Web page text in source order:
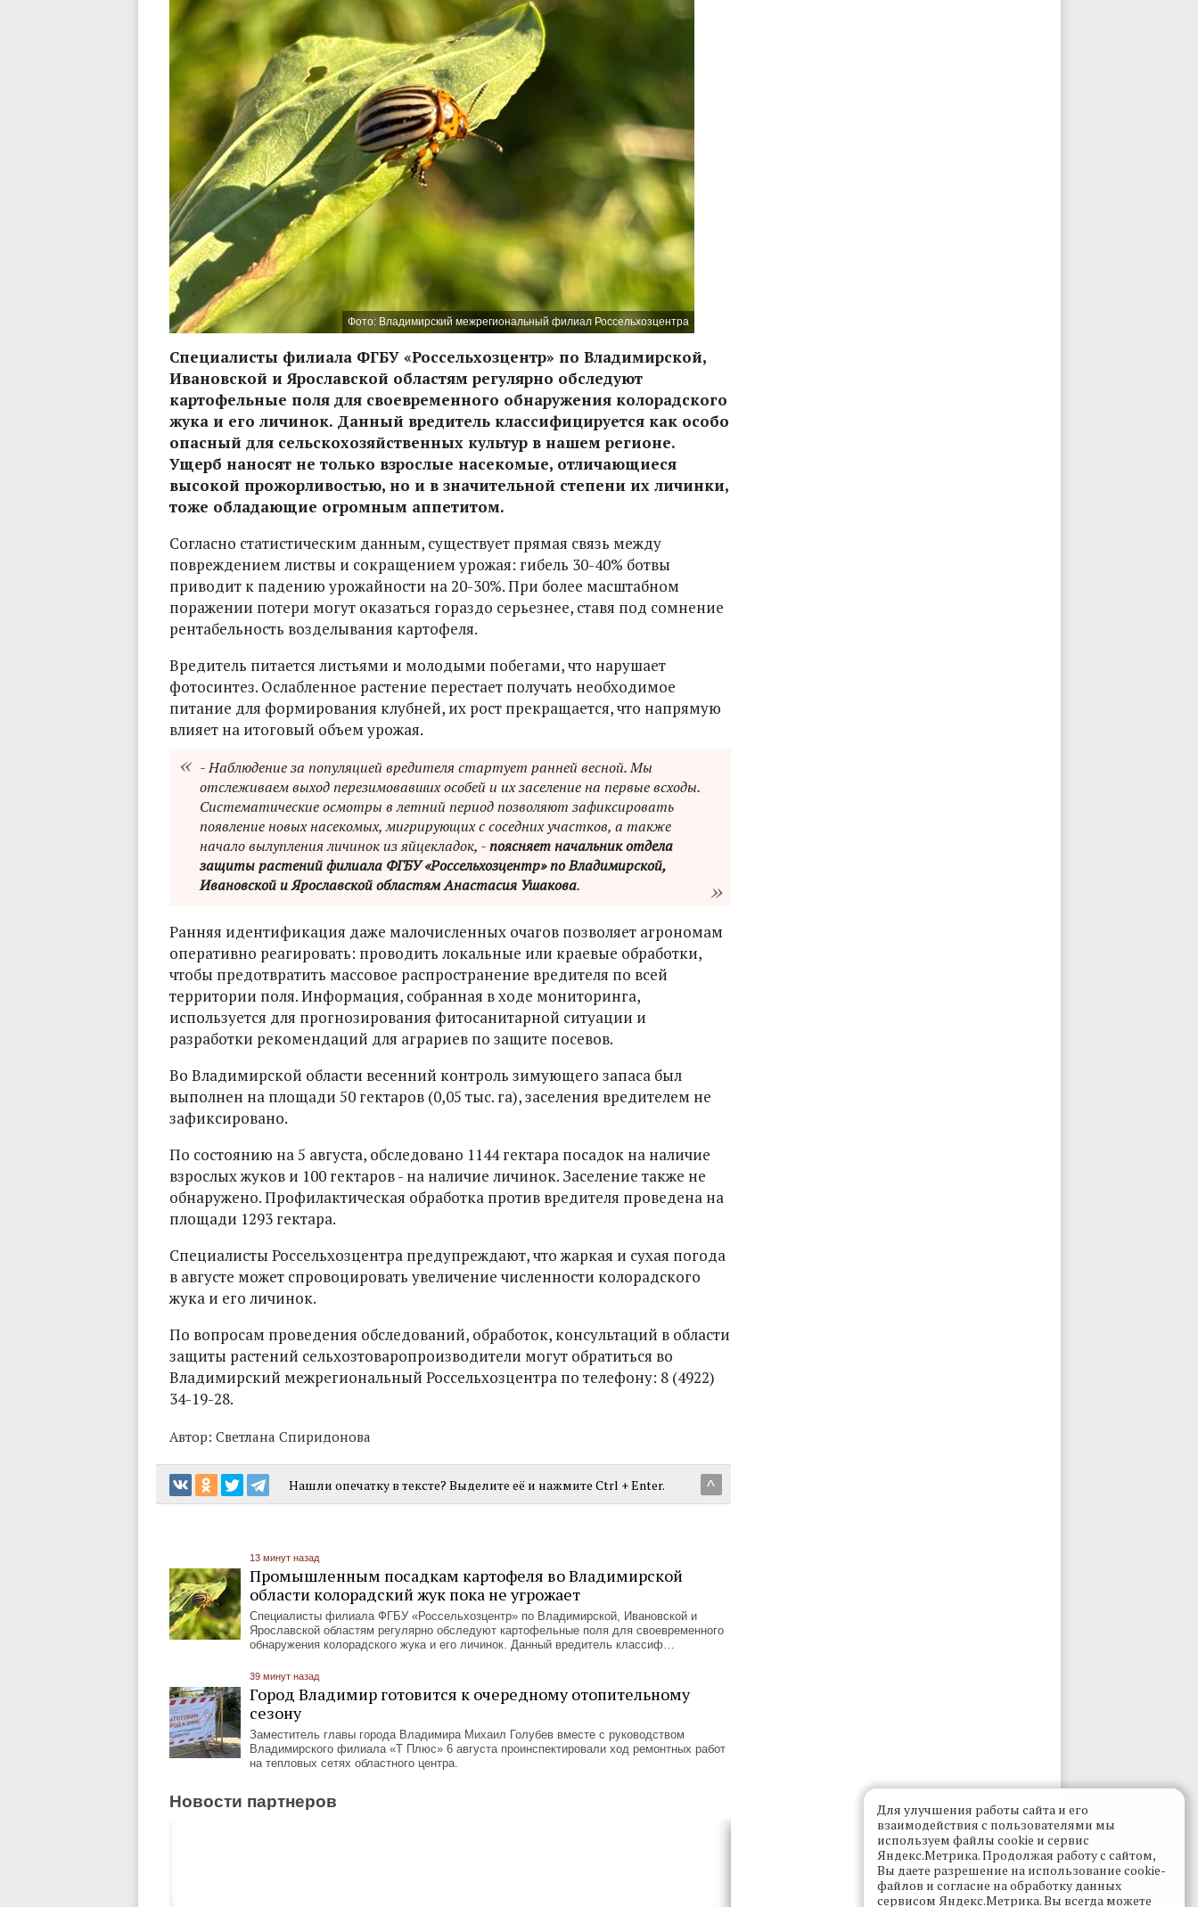
Фото: Владимирский межрегиональный филиал Россельхозцентра
Специалисты филиала ФГБУ «Россельхозцентр» по Владимирской,
Ивановской и Ярославской областям регулярно обследуют
картофельные поля для своевременного обнаружения колорадского
жука и его личинок. Данный вредитель классифицируется как особо
опасный для сельскохозяйственных культур в нашем регионе.
Ущерб наносят не только взрослые насекомые, отличающиеся
высокой прожорливостью, но и в значительной степени их личинки,
тоже обладающие огромным аппетитом.
Согласно статистическим данным, существует прямая связь между
повреждением листвы и сокращением урожая: гибель 30-40% ботвы
приводит к падению урожайности на 20-30%. При более масштабном
поражении потери могут оказаться гораздо серьезнее, ставя под сомнение
рентабельность возделывания картофеля.
Вредитель питается листьями и молодыми побегами, что нарушает
фотосинтез. Ослабленное растение перестает получать необходимое
питание для формирования клубней, их рост прекращается, что напрямую
влияет на итоговый объем урожая.
- Наблюдение за популяцией вредителя стартует ранней весной. Мы
отслеживаем выход перезимовавших особей и их заселение на первые всходы.
Систематические осмотры в летний период позволяют зафиксировать
появление новых насекомых, мигрирующих с соседних участков, а также
начало вылупления личинок из яйцекладок, -поясняет начальник отдела
защиты растений филиала ФГБУ «Россельхозцентр» по Владимирской,
Ивановской и Ярославской областям Анастасия Ушакова.
Ранняя идентификация даже малочисленных очагов позволяет агрономам
оперативно реагировать: проводить локальные или краевые обработки,
чтобы предотвратить массовое распространение вредителя по всей
территории поля. Информация, собранная в ходе мониторинга,
используется для прогнозирования фитосанитарной ситуации и
разработки рекомендаций для аграриев по защите посевов.
Во Владимирской области весенний контроль зимующего запаса был
выполнен на площади 50 гектаров (0,05 тыс. га), заселения вредителем не
зафиксировано.
По состоянию на 5 августа, обследовано 1144 гектара посадок на наличие
взрослых жуков и 100 гектаров - на наличие личинок. Заселение также не
обнаружено. Профилактическая обработка против вредителя проведена на
площади 1293 гектара.
Специалисты Россельхозцентра предупреждают, что жаркая и сухая погода
в августе может спровоцировать увеличение численности колорадского
жука и его личинок.
По вопросам проведения обследований, обработок, консультаций в области
защиты растений сельхозтоваропроизводители могут обратиться во
Владимирский межрегиональный Россельхозцентра по телефону: 8 (4922)
34-19-28.
Автор: Светлана Спиридонова
^
Нашли опечатку в тексте? Выделите её и нажмите Ctrl + Enter.
13 минут назад
Промышленным посадкам картофеля во Владимирской
области колорадский жук пока не угрожает
Специалисты филиала ФГБУ «Россельхозцентр» по Владимирской, Ивановской и
Ярославской областям регулярно обследуют картофельные поля для своевременного
обнаружения колорадского жука и его личинок. Данный вредитель классиф…
39 минут назад
Город Владимир готовится к очередному отопительному
сезону
Заместитель главы города Владимира Михаил Голубев вместе с руководством
Владимирского филиала «Т Плюс» 6 августа проинспектировали ход ремонтных работ
на тепловых сетях областного центра.
Новости партнеров
Для улучшения работы сайта и его
взаимодействия с пользователями мы
используем файлы cookie и сервис
Яндекс.Метрика. Продолжая работу с сайтом,
Вы даете разрешение на использование cookie-
файлов и согласие на обработку данных
сервисом Яндекс.Метрика. Вы всегда можете